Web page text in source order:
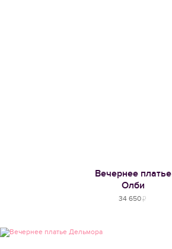
Вечернее платье
Олби
34 650